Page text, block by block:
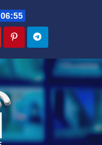
06:55